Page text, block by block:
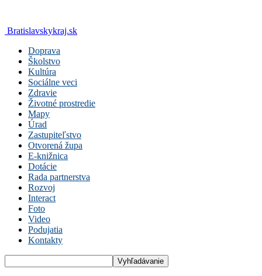
Bratislavskykraj.sk
Doprava
Školstvo
Kultúra
Sociálne veci
Zdravie
Životné prostredie
Mapy
Úrad
Zastupiteľstvo
Otvorená župa
E-knižnica
Dotácie
Rada partnerstva
Rozvoj
Interact
Foto
Video
Podujatia
Kontakty